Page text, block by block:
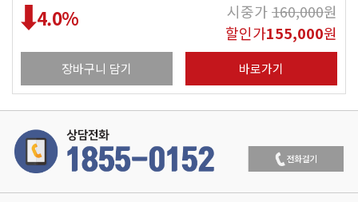
4.0% 시중가160,000원
할인가155,000원
장바구니 담기 바로가기